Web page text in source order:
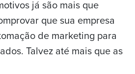
já são mais que
que sua empresa
de marketing para
Talvez até mais que as